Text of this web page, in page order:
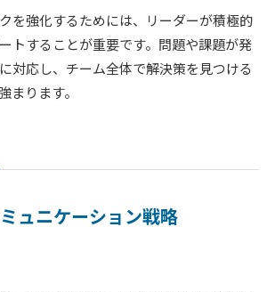
を強化するためには、リーダーが積極的
トすることが重要です。問題や課題が発
対応し、チーム全体で解決策を見つける
まります。
ュニケーション戦略